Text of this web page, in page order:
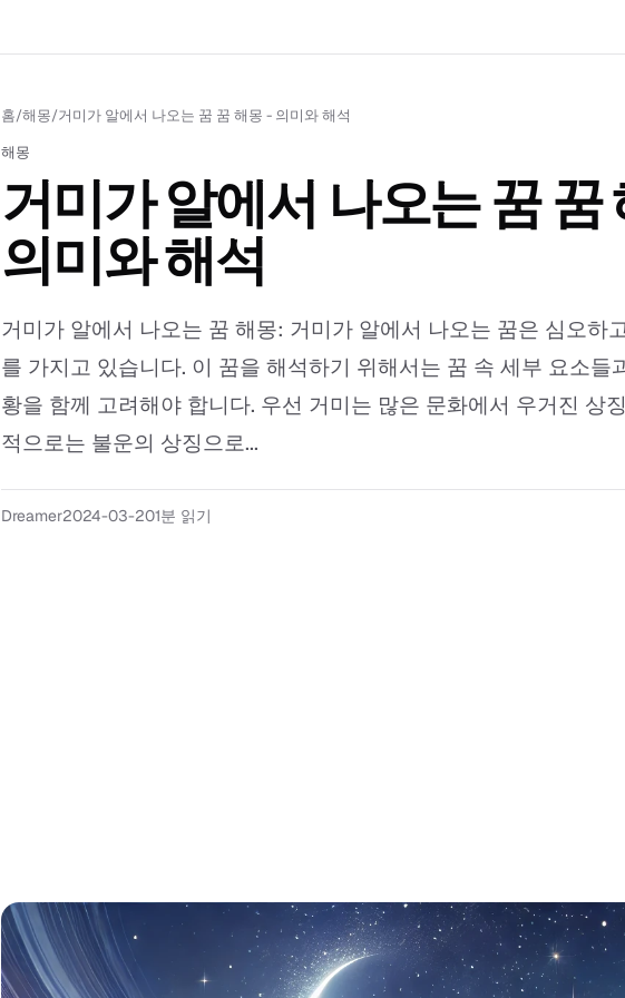
홈/해몽/거미가 알에서 나오는 꿈 꿈 해몽 - 의미와 해석
해몽
거미가 알에서 나오는 꿈 꿈
의미와 해석
거미가 알에서 나오는 꿈 해몽: 거미가 알에서 나오는 꿈은 심오하
를 가지고 있습니다. 이 꿈을 해석하기 위해서는 꿈 속 세부 요소들
황을 함께 고려해야 합니다. 우선 거미는 많은 문화에서 우거진 상
적으로는 불운의 상징으로...
Dreamer2024-03-201분 읽기